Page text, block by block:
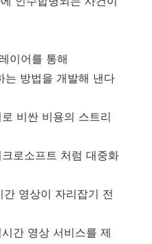
이어를 통해
는 방법을 개발해 낸다
비싼 비용의 스트리
로소프트 처럼 대중화
영상이 자리잡기 전
간 영상 서비스를 제